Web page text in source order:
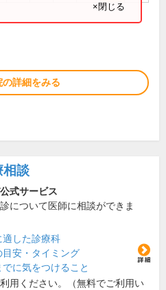
×閉じる
の詳細をみる
相談
式サービス
について医師に相談ができま
適した診療科
目安・タイミング
でに気をつけること
用ください。（無料でご利用い